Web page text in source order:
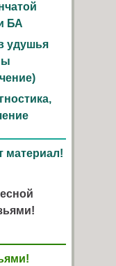
БА
удушья
материал!